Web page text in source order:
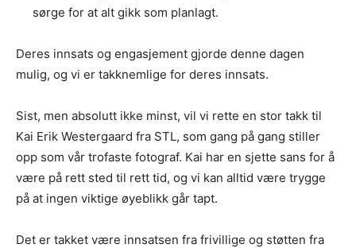
sørge for at alt gikk som planlagt.
Deres innsats og engasjement gjorde denne dagen
mulig, og vi er takknemlige for deres innsats.
Sist, men absolutt ikke minst, vil vi rette en stor takk til
Kai Erik Westergaard fra STL, som gang på gang stiller
opp som vår trofaste fotograf. Kai har en sjette sans for å
være på rett sted til rett tid, og vi kan alltid være trygge
på at ingen viktige øyeblikk går tapt.
Det er takket være innsatsen fra frivillige og støtten fra